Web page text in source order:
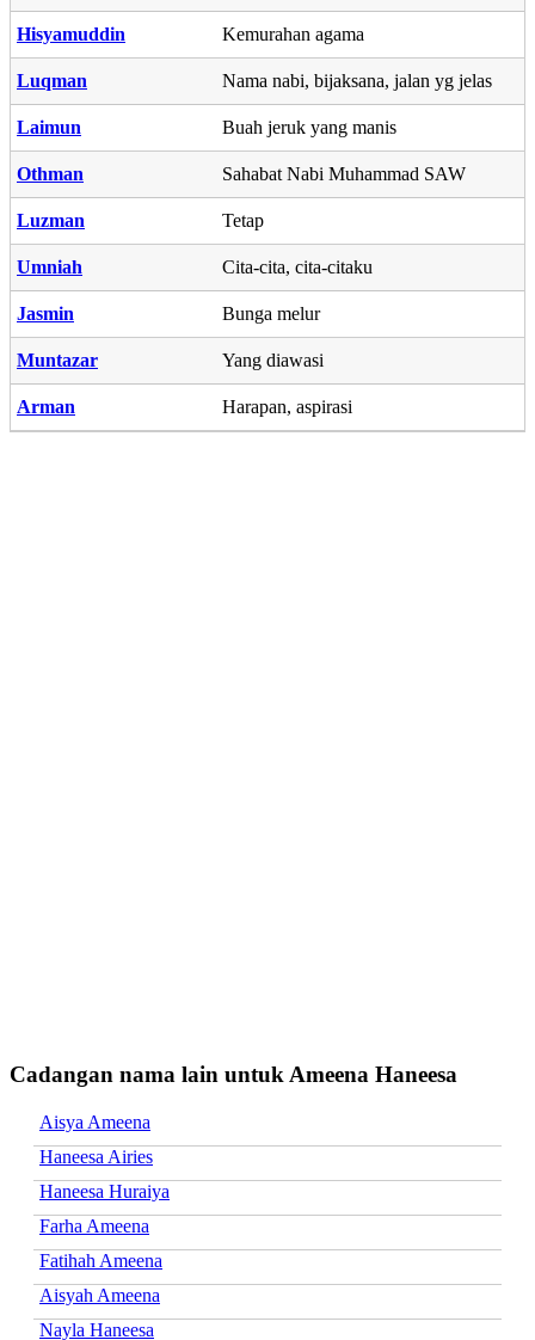
Hisyamuddin Kemurahan agama
Luqman Nama nabi, bijaksana, jalan yg jelas
Laimun Buah jeruk yang manis
Othman Sahabat Nabi Muhammad SAW
Luzman Tetap
Umniah Cita-cita, cita-citaku
Jasmin Bunga melur
Muntazar Yang diawasi
Arman Harapan, aspirasi
Cadangan nama lain untuk Ameena Haneesa
Aisya Ameena
Haneesa Airies
Haneesa Huraiya
Farha Ameena
Fatihah Ameena
Aisyah Ameena
Nayla Haneesa